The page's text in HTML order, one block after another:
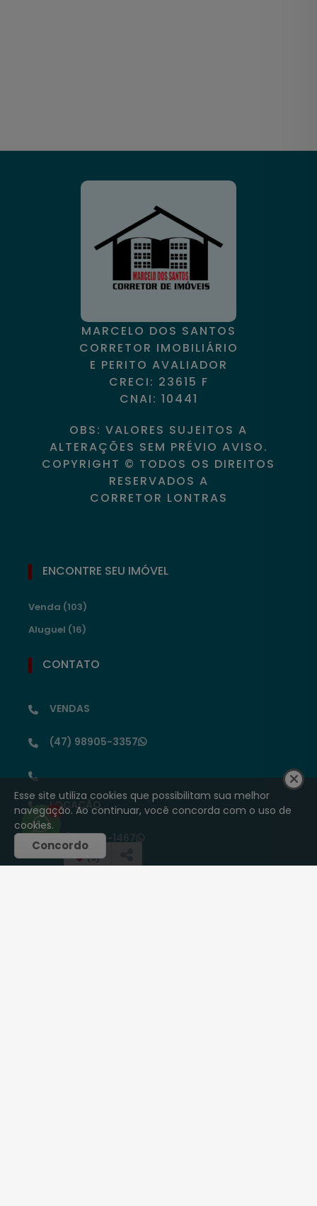
MARCELO DOS SANTOS
CORRETOR IMOBILIÁRIO
E PERITO AVALIADOR
CRECI: 23615 F
CNAI: 10441
OBS: VALORES SUJEITOS A
ALTERAÇÕES SEM PRÉVIO AVISO.
COPYRIGHT © TODOS OS DIREITOS
RESERVADOS A
CORRETOR LONTRAS
ENCONTRE SEU IMÓVEL
Venda (103)
Aluguel (16)
CONTATO
VENDAS
(47) 98905-3357
LOCAÇÃO
(47) 99646-1467
1
(0)
Esse site utiliza cookies que possibilitam sua melhor
navegação. Ao continuar, você concorda com o uso de
cookies.
Concordo